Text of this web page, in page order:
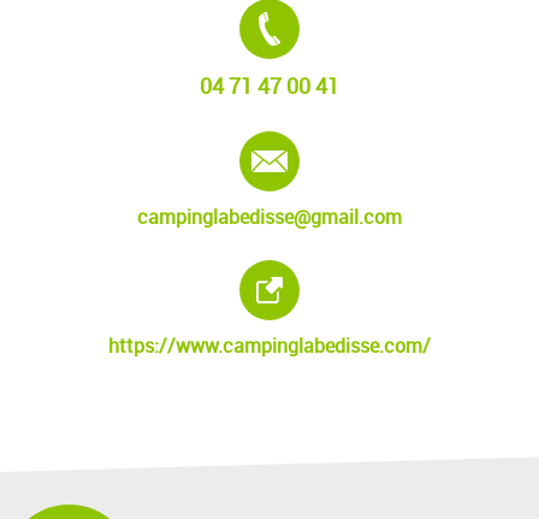
04 71 47 00 41
campinglabedisse@gmail.com
https://www.campinglabedisse.com/